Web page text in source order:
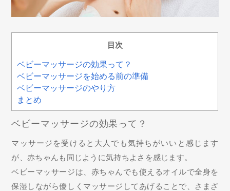
目次
ベビーマッサージの効果って？
ベビーマッサージを始める前の準備
ベビーマッサージのやり方
まとめ
ベビーマッサージの効果って？
マッサージを受けると大人でも気持ちがいいと感じます
が、赤ちゃんも同じように気持ちよさを感じます。
ベビーマッサージは、赤ちゃんでも使えるオイルで全身を
保湿しながら優しくマッサージしてあげることで、さまざ